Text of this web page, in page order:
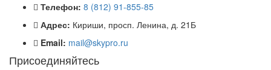
Телефон: 8 (812) 91-855-85
Адрес: Кириши, просп. Ленина, д. 21Б
Email: mail@skypro.ru
Присоединяйтесь